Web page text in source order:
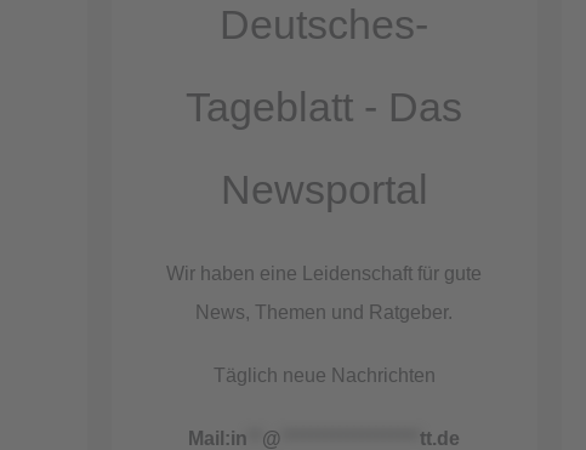
Deutsches-
Tageblatt - Das
Newsportal
Wir haben eine Leidenschaft für gute
News, Themen und Ratgeber.
Täglich neue Nachrichten
Mail:in @ *******************tt.de